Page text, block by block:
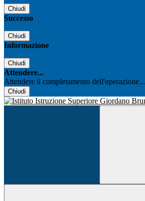
Chiudi
Successo
Chiudi
Informazione
Chiudi
Attendere...
Attendere il completamento dell'operazione...
Chiudi